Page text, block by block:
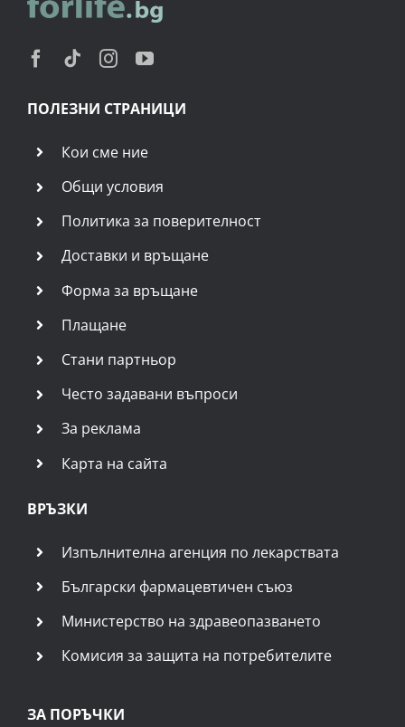
ПОЛЕЗНИ СТРАНИЦИ
Кои сме ние
Общи условия
Политика за поверителност
Доставки и връщане
Форма за връщане
Плащане
Стани партньор
Често задавани въпроси
За реклама
Карта на сайта
ВРЪЗКИ
Изпълнителна агенция по лекарствата
Български фармацевтичен съюз
Министерство на здравеопазването
Комисия за защита на потребителите
ЗА ПОРЪЧКИ